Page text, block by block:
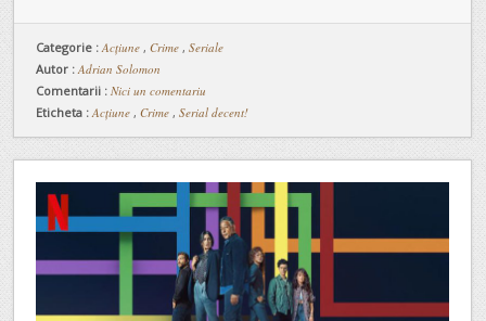
Categorie :Acțiune , Crime , Seriale
Autor : Adrian Solomon
Comentarii : Nici un comentariu
Eticheta : Acțiune , Crime , Serial decent!